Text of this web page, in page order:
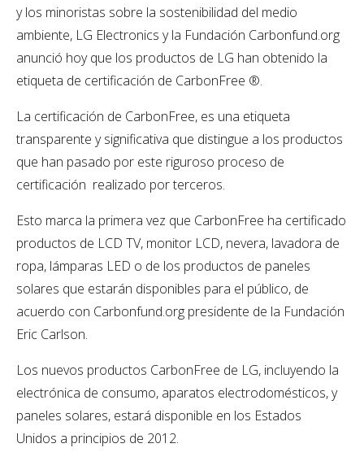
y los minoristas sobre la sostenibilidad del medio
ambiente, LG Electronics y la Fundación Carbonfund.org
anunció hoy que los productos de LG han obtenido la
etiqueta de certificación de CarbonFree ®.
La certificación de CarbonFree, es una etiqueta
transparente y significativa que distingue a los productos
que han pasado por este riguroso proceso de
certificación realizado por terceros.
Esto marca la primera vez que CarbonFree ha certificado
productos de LCD TV, monitor LCD, nevera, lavadora de
ropa, lámparas LED o de los productos de paneles
solares que estarán disponibles para el público, de
acuerdo con Carbonfund.org presidente de la Fundación
Eric Carlson.
Los nuevos productos CarbonFree de LG, incluyendo la
electrónica de consumo, aparatos electrodomésticos, y
paneles solares, estará disponible en los Estados
Unidos a principios de 2012.